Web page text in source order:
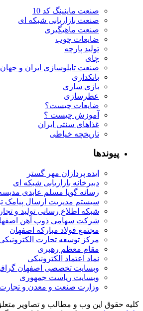
صنعت ماینینگ کد 10
صنعت بازاریابی شبکه ای
صنعت ماهیگیری
ضایعات چوب
تولید پارچه
چای
صنعت تابلوسازی ایران و جهان
بانکداری
بازی سازی
عطرسازی
ضایعات چیست؟
آموزش چیست ؟
غذاهای سنتی ایران
تاریخچه خیاطی
پیوندها
ایده پردازان مهر گستر
دبیرخانه بازاریابی شبکه ای
رسانه گویا مسلم عابدی
سیستم مدیریت ارسال پیامک
شبکه اطلاع رسانی تولید و
شرکت سهامی ذوب آهن
مجتمع فولاد مبارکه اصفهان
مرکز توسعه تجارت
مقام معظم رهبری
نماد اعتماد الکترونیکی
وبسایت تخصصی اصفهان
وبسایت ریاست جمهوری
وزارت صنعت و معدن و تجارت
کلیه حقوق این وب و مطالب و تصاویر